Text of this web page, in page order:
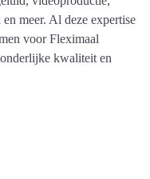
meer. Al deze expertise
voor Fleximaal
kwaliteit en